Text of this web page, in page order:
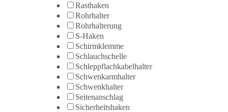
Rasthaken
Rohrhalter
Rohrhalterung
S-Haken
Schirmklemme
Schlauchschelle
Schleppflachkabelhalter
Schwenkarmhalter
Schwenkhalter
Seitenanschlag
Sicherheitshaken